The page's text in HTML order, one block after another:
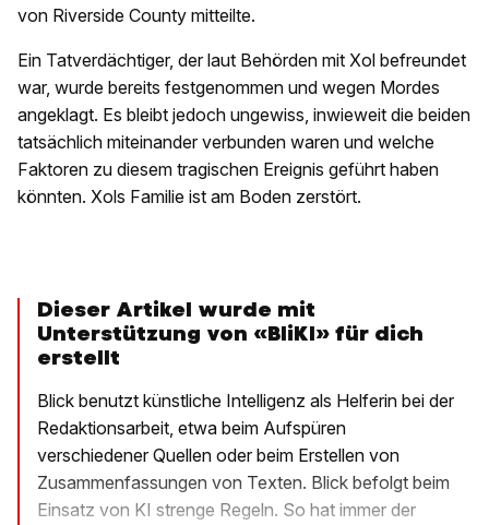
von Riverside County mitteilte.
Ein Tatverdächtiger, der laut Behörden mit Xol befreundet
war, wurde bereits festgenommen und wegen Mordes
angeklagt. Es bleibt jedoch ungewiss, inwieweit die beiden
tatsächlich miteinander verbunden waren und welche
Faktoren zu diesem tragischen Ereignis geführt haben
könnten. Xols Familie ist am Boden zerstört.
Dieser Artikel wurde mit
Unterstützung von «BliKI» für dich
erstellt
Blick benutzt künstliche Intelligenz als Helferin bei der
Redaktionsarbeit, etwa beim Aufspüren
verschiedener Quellen oder beim Erstellen von
Zusammenfassungen von Texten. Blick befolgt beim
Einsatz von KI strenge Regeln. So hat immer der